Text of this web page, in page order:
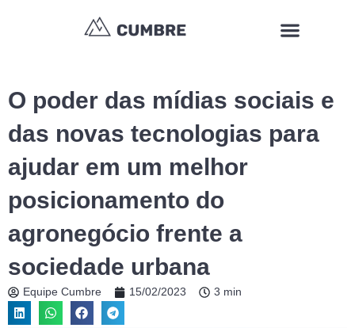
Menu
O poder das mídias sociais e
das novas tecnologias para
ajudar em um melhor
posicionamento do
agronegócio frente a
sociedade urbana
Equipe Cumbre 15/02/2023 3 min